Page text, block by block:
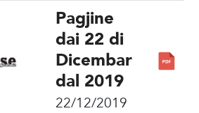
Pagjine
dai 22 di
Dicembar
dal 2019
22/12/2019